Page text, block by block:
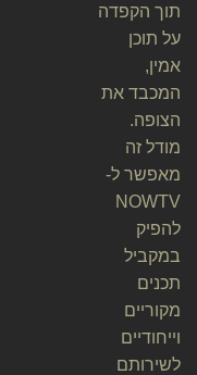
תוך הקפדה
על תוכן
אמין,
המכבד את
הצופה.
מודל זה
מאפשר ל-
NOWTV
להפיק
במקביל
תכנים
מקוריים
וייחודיים
לשירותם